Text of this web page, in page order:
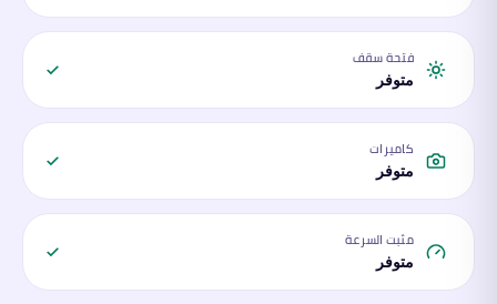
فتحة سقف
متوفر
كاميرات
متوفر
مثبت السرعة
متوفر